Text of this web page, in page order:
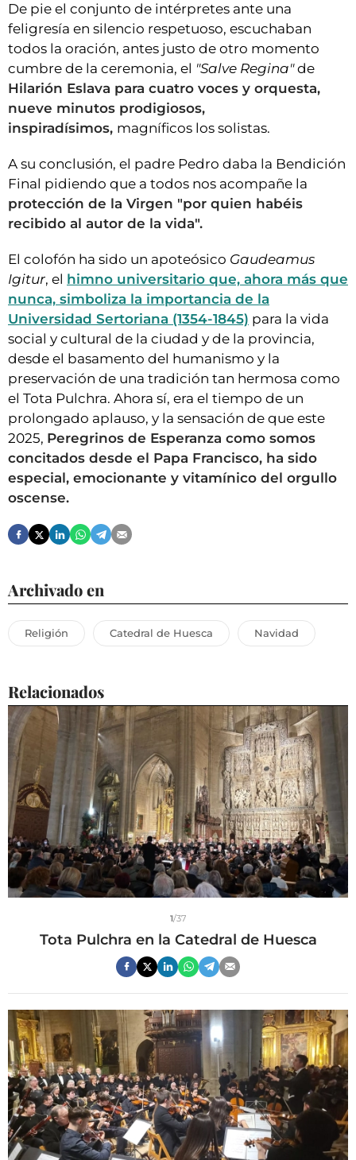
De pie el conjunto de intérpretes ante una
feligresía en silencio respetuoso, escuchaban
todos la oración, antes justo de otro momento
cumbre de la ceremonia, el "Salve Regina"de
Hilarión Eslava para cuatro voces y orquesta,
nueve minutos prodigiosos,
inspiradísimos, magníficos los solistas.
A su conclusión, el padre Pedro daba la Bendición
Final pidiendo que a todos nos acompañe la
protección de la Virgen "por quien habéis
recibido al autor de la vida".
El colofón ha sido un apoteósico Gaudeamus
Igitur, el himno universitario que, ahora más que
nunca, simboliza la importancia de la
Universidad Sertoriana (1354-1845) para la vida
social y cultural de la ciudad y de la provincia,
desde el basamento del humanismo y la
preservación de una tradición tan hermosa como
el Tota Pulchra. Ahora sí, era el tiempo de un
prolongado aplauso, y la sensación de que este
2025, Peregrinos de Esperanza como somos
concitados desde el Papa Francisco, ha sido
especial, emocionante y vitamínico del orgullo
oscense.
Archivado en
Religión Catedral de Huesca Navidad
Relacionados
1/37
Tota Pulchra en la Catedral de Huesca